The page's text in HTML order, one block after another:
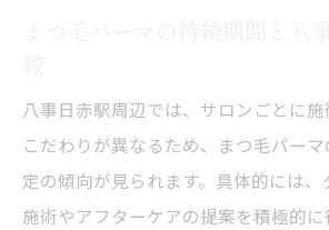
まつ毛パーマが落ち始める
見極める
まつ毛パーマ何ヶ月持つか
八事日赤駅周辺では、サロンごとに
こだわりが異なるため、まつ毛パー
定の傾向が見られます。具体的には
施術やアフターケアの提案を積極的に